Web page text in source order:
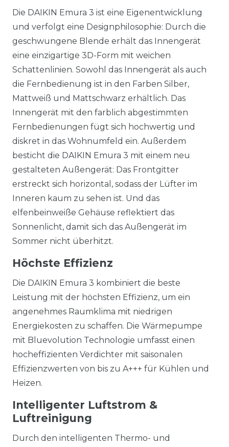
Die DAIKIN Emura 3 ist eine Eigenentwicklung
und verfolgt eine Designphilosophie: Durch die
geschwungene Blende erhält das Innengerät
eine einzigartige 3D-Form mit weichen
Schattenlinien. Sowohl das Innengerät als auch
die Fernbedienung ist in den Farben Silber,
Mattweiß und Mattschwarz erhältlich. Das
Innengerät mit den farblich abgestimmten
Fernbedienungen fügt sich hochwertig und
diskret in das Wohnumfeld ein. Außerdem
besticht die DAIKIN Emura 3 mit einem neu
gestalteten Außengerät: Das Frontgitter
erstreckt sich horizontal, sodass der Lüfter im
Inneren kaum zu sehen ist. Und das
elfenbeinweiße Gehäuse reflektiert das
Sonnenlicht, damit sich das Außengerät im
Sommer nicht überhitzt.
Höchste Effizienz
Die DAIKIN Emura 3 kombiniert die beste
Leistung mit der höchsten Effizienz, um ein
angenehmes Raumklima mit niedrigen
Energiekosten zu schaffen. Die Wärmepumpe
mit Bluevolution Technologie umfasst einen
hocheffizienten Verdichter mit saisonalen
Effizienzwerten von bis zu A+++ für Kühlen und
Heizen.
Intelligenter Luftstrom &
Luftreinigung
Durch den intelligenten Thermo- und